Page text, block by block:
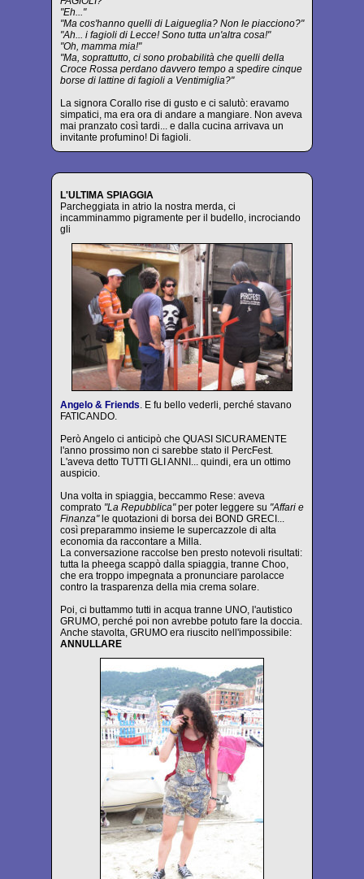
"Eh..."
"Ma cos'hanno quelli di Laigueglia? Non le piacciono?"
"Ah... i fagioli di Lecce! Sono tutta un'altra cosa!"
"Oh, mamma mia!"
"Ma, soprattutto, ci sono probabilità che quelli della
Croce Rossa perdano davvero tempo a spedire cinque
borse di lattine di fagioli a Ventimiglia?"
La signora Corallo rise di gusto e ci salutò: eravamo
simpatici, ma era ora di andare a mangiare. Non aveva
mai pranzato così tardi... e dalla cucina arrivava un
invitante profumino! Di fagioli.
L'ULTIMA SPIAGGIA
Parcheggiata in atrio la nostra merda, ci
incamminammo pigramente per il budello, incrociando
gli
Angelo & Friends. E fu bello vederli, perché stavano
FATICANDO.
Però Angelo ci anticipò che QUASI SICURAMENTE
l'anno prossimo non ci sarebbe stato il PercFest.
L'aveva detto TUTTI GLI ANNI... quindi, era un ottimo
auspicio.
Una volta in spiaggia, beccammo Rese: aveva
comprato "La Repubblica"per poter leggere su "Affari e
Finanza"le quotazioni di borsa dei BOND GRECI...
così preparammo insieme le supercazzole di alta
economia da raccontare a Milla.
La conversazione raccolse ben presto notevoli risultati:
tutta la pheega scappò dalla spiaggia, tranne Choo,
che era troppo impegnata a pronunciare parolacce
contro la trasparenza della mia crema solare.
Poi, ci buttammo tutti in acqua tranne UNO, l'autistico
GRUMO, perché poi non avrebbe potuto fare la doccia.
Anche stavolta, GRUMO era riuscito nell'impossibile:
ANNULLARE